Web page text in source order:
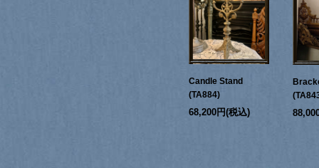
Candle Stand
(TA884)
68,200円(税込)